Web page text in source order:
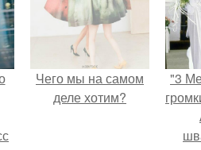
Чего мы на самом
деле хотим?
"3